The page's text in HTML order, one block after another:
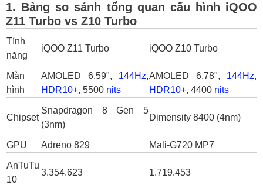
nét tạo khác biệt
2.3 So sánh hiệu năng: Chênh lệch gần
thực sự
2.5 So sánh pin và sạc: Gần như ngang
3. Nên mua iQOO Z11 Turbo hay iQOO Z10
Turbo?
iQOO Z11 Turbo mạnh ở:
iQOO Z10 Turbo phù hợp nếu:
4. Tổng kết iQOO Z11 Turbo vs Z10 Turbo
1. Bảng so sánh tổng quan cấu hình iQOO
Z11 Turbo vs Z10 Turbo
Tính
năng
iQOO Z11 Turbo iQOO Z10 Turbo
Màn
hình
AMOLED 6.59", 144Hz,
HDR10+, 5500 nits
AMOLED 6.78", 144Hz,
HDR10+, 4400 nits
Chipset
Snapdragon 8 Gen 5
(3nm)
Dimensity 8400 (4nm)
GPU Adreno 829 Mali-G720 MP7
AnTuTu
10
3.354.623 1.719.453